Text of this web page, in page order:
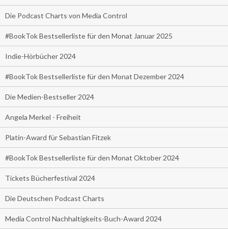
Die Podcast Charts von Media Control
#BookTok Bestsellerliste für den Monat Januar 2025
Indie-Hörbücher 2024
#BookTok Bestsellerliste für den Monat Dezember 2024
Die Medien-Bestseller 2024
Angela Merkel - Freiheit
Platin-Award für Sebastian Fitzek
#BookTok Bestsellerliste für den Monat Oktober 2024
Tickets Bücherfestival 2024
Die Deutschen Podcast Charts
Media Control Nachhaltigkeits-Buch-Award 2024